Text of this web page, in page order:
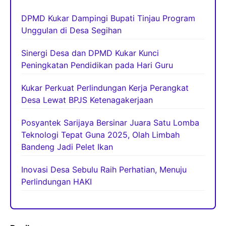
DPMD Kukar Dampingi Bupati Tinjau Program
Unggulan di Desa Segihan
Sinergi Desa dan DPMD Kukar Kunci
Peningkatan Pendidikan pada Hari Guru
Kukar Perkuat Perlindungan Kerja Perangkat
Desa Lewat BPJS Ketenagakerjaan
Posyantek Sarijaya Bersinar Juara Satu Lomba
Teknologi Tepat Guna 2025, Olah Limbah
Bandeng Jadi Pelet Ikan
Inovasi Desa Sebulu Raih Perhatian, Menuju
Perlindungan HAKI